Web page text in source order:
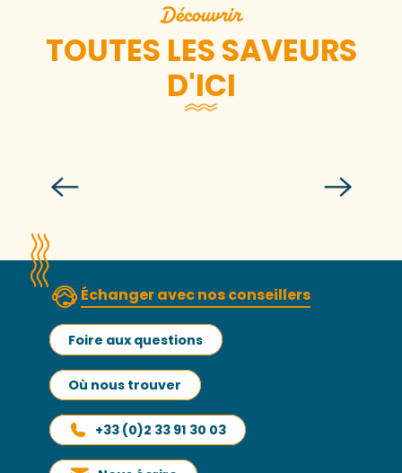
Découvrir
TOUTES LES SAVEURS
D'ICI
Échanger avec nos conseillers
Foire aux questions
Où nous trouver
+33 (0)2 33 91 30 03